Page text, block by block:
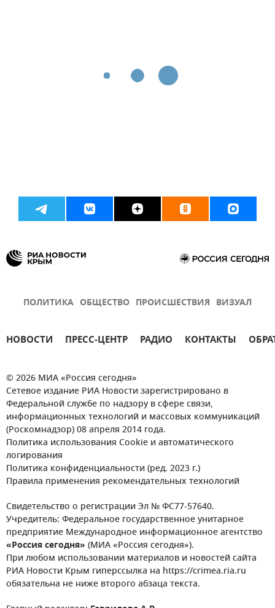
ПОЛИТИКА ОБЩЕСТВО ПРОИСШЕСТВИЯ ВИЗУАЛ
НОВОСТИ ПРЕСС-ЦЕНТР РАДИО КОНТАКТЫ
© 2026 МИА «Россия сегодня»
Сетевое издание РИА Новости зарегистрировано в
Федеральной службе по надзору в сфере связи,
информационных технологий и массовых коммуникаций
(Роскомнадзор) 08 апреля 2014 года.
Политика использования Cookie и автоматического
логирования
Политика конфиденциальности (ред. 2023 г.)
Правила применения рекомендательных технологий
Свидетельство о регистрации Эл № ФС77-57640.
Учредитель: Федеральное государственное унитарное
предприятие Международное информационное агентство
«Россия сегодня» (МИА «Россия сегодня»).
При любом использовании материалов и новостей сайта
РИА Новости Крым гиперссылка на https://crimea.ria.ru
обязательна не ниже второго абзаца текста.